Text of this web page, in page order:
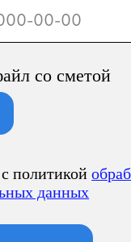
г, вн.тер.г.
пл. Конституции, д.